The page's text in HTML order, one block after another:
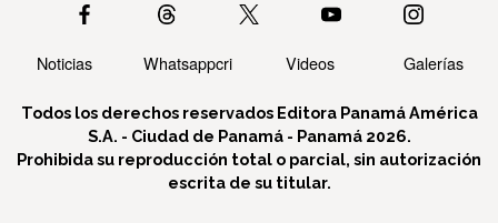
Noticias Whatsappcri Videos Galerías
Todos los derechos reservados Editora Panamá América
S.A. - Ciudad de Panamá - Panamá 2026.
Prohibida su reproducción total o parcial, sin autorización
escrita de su titular.